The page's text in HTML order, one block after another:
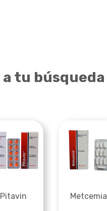
a tu búsqueda
Pitavin Metcemia